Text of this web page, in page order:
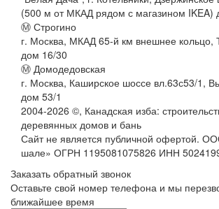
(500 м от МКАД рядом с магазином
Ⓜ Строгино
г. Москва, МКАД 65-й км внешнее кольцо,
дом 16/30
Ⓜ Домодедовская
г. Москва, Каширское шоссе вл.63с53/1,
дом 53/1
2004-2026 ©, Канадская изба:
деревянных домов и бань
Сайт не является публичной офертой.
шале» ОГРН 1195081075826 ИНН
Заказать обратный звонок
Оставьте свой номер телефона и мы
ближайшее время